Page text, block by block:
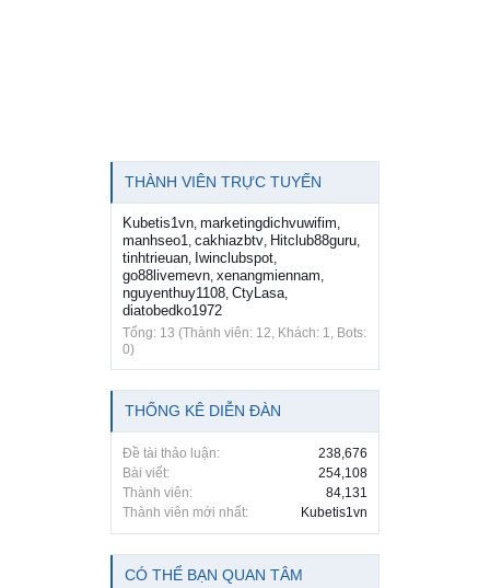
THÀNH VIÊN TRỰC TUYẾN
Kubetis1vn marketingdichvuwifim
manhseo1 cakhiazbtv Hitclub88guru
tinhtrieuan Iwinclubspot
go88livemevn xenangmiennam
nguyenthuy1108 CtyLasa
diatobedko1972
Tổng: 13 (Thành viên: 12, Khách: 1, Bots:
0)
THỐNG KÊ DIỄN ĐÀN
Đề tài thảo luận:
238,676
Bài viết:
254,108
Thành viên:
84,131
Thành viên mới nhất:
Kubetis1vn
CÓ THỂ BẠN QUAN TÂM